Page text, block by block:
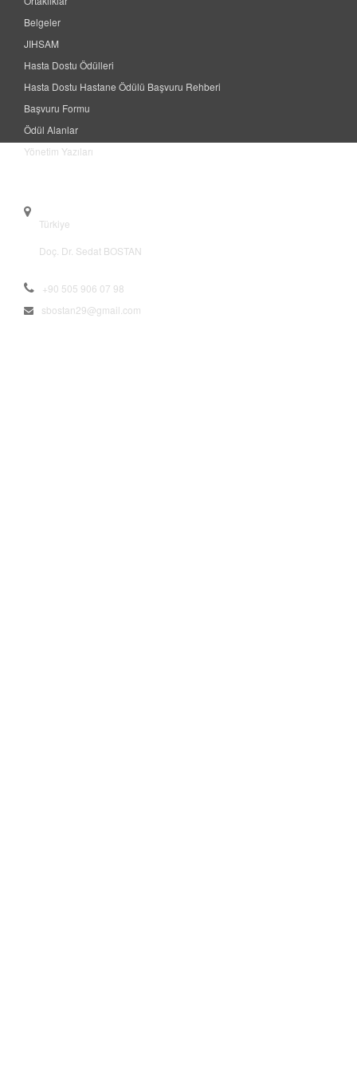
Belgeler
JIHSAM
Hasta Dostu Ödülleri
Hasta Dostu Hastane Ödülü Başvuru Rehberi
Başvuru Formu
Ödül Alanlar
Yönetim Yazıları
Türkiye
Doç. Dr. Sedat BOSTAN
+90 505 906 07 98
sbostan29@gmail.com